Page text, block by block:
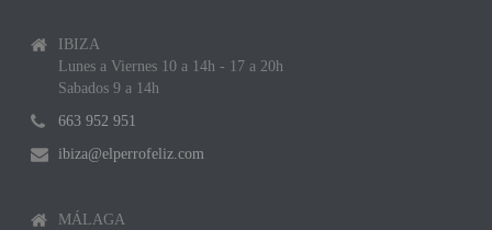
IBIZA
Lunes a Viernes 10 a 14h - 17 a 20h
Sabados 9 a 14h
663 952 951
ibiza@elperrofeliz.com
MÁLAGA